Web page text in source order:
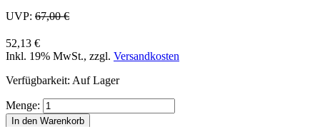
UVP: 67,00 €
52,13 €
Inkl. 19% MwSt., zzgl. Versandkosten
Verfügbarkeit: Auf Lager
Menge:
In den Warenkorb